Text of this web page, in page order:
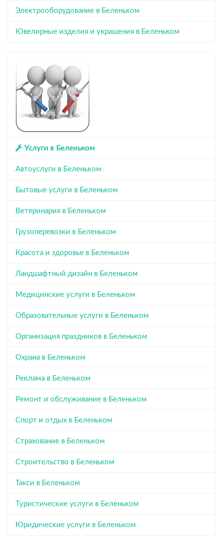
Электрооборудование в Беленьком
Ювелирные изделия и украшения в Беленьком
Услуги в Беленьком
Автоуслуги в Беленьком
Бытовые услуги в Беленьком
Ветеринария в Беленьком
Грузоперевозки в Беленьком
Красота и здоровье в Беленьком
Ландшафтный дизайн в Беленьком
Медицинские услуги в Беленьком
Образовательные услуги в Беленьком
Организация праздников в Беленьком
Охрана в Беленьком
Реклама в Беленьком
Ремонт и обслуживание в Беленьком
Спорт и отдых в Беленьком
Страхование в Беленьком
Строительство в Беленьком
Такси в Беленьком
Туристические услуги в Беленьком
Юридические услуги в Беленьком